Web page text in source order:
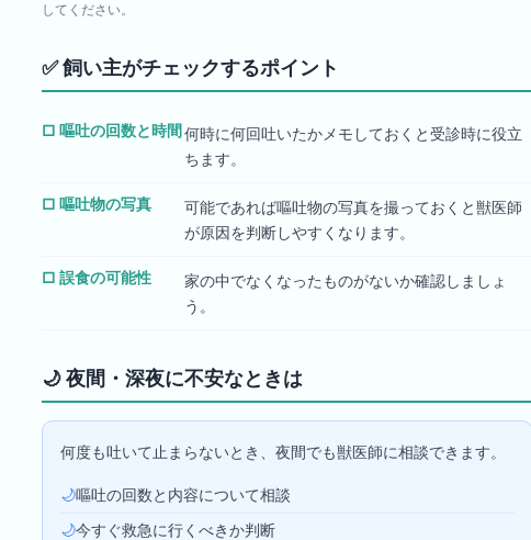
してください。
✅飼い主がチェックするポイント
□ 嘔吐の回数と時間何時に何回吐いたかメモしておくと受診時に役立
ちます。
□ 嘔吐物の写真
可能であれば嘔吐物の写真を撮っておくと獣医師
が原因を判断しやすくなります。
□ 誤食の可能性
家の中でなくなったものがないか確認しましょ
う。
🌙夜間・深夜に不安なときは
何度も吐いて止まらないとき、夜間でも獣医師に相談できます。
🌙嘔吐の回数と内容について相談
🌙今すぐ救急に行くべきか判断